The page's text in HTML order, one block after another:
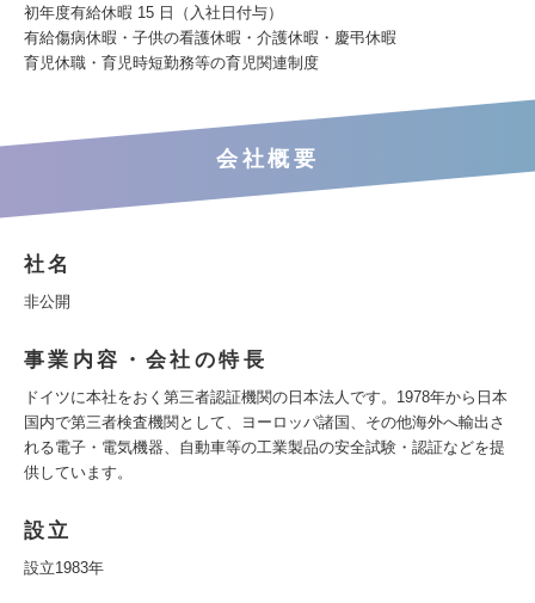
初年度有給休暇 15 日（入社日付与）
有給傷病休暇・子供の看護休暇・介護休暇・慶弔休暇
育児休職・育児時短勤務等の育児関連制度
会社概要
社名
非公開
事業内容・会社の特長
ドイツに本社をおく第三者認証機関の日本法人です。1978年から日本
国内で第三者検査機関として、ヨーロッパ諸国、その他海外へ輸出さ
れる電子・電気機器、自動車等の工業製品の安全試験・認証などを提
供しています。
設立
設立1983年